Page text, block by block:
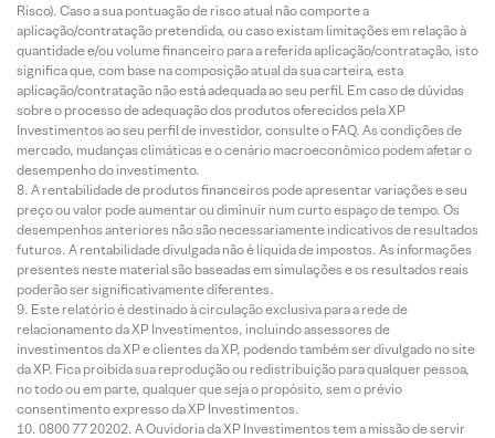
Risco). Caso a sua pontuação de risco atual não comporte a
aplicação/contratação pretendida, ou caso existam limitações em relação à
quantidade e/ou volume financeiro para a referida aplicação/contratação, isto
significa que, com base na composição atual da sua carteira, esta
aplicação/contratação não está adequada ao seu perfil. Em caso de dúvidas
sobre o processo de adequação dos produtos oferecidos pela XP
Investimentos ao seu perfil de investidor, consulte o FAQ. As condições de
mercado, mudanças climáticas e o cenário macroeconômico podem afetar o
desempenho do investimento.
A rentabilidade de produtos financeiros pode apresentar variações e seu
preço ou valor pode aumentar ou diminuir num curto espaço de tempo. Os
desempenhos anteriores não são necessariamente indicativos de resultados
futuros. A rentabilidade divulgada não é líquida de impostos. As informações
presentes neste material são baseadas em simulações e os resultados reais
poderão ser significativamente diferentes.
Este relatório é destinado à circulação exclusiva para a rede de
relacionamento da XP Investimentos, incluindo assessores de
investimentos da XP e clientes da XP, podendo também ser divulgado no site
da XP. Fica proibida sua reprodução ou redistribuição para qualquer pessoa,
no todo ou em parte, qualquer que seja o propósito, sem o prévio
consentimento expresso da XP Investimentos.
0800 77 20202. A Ouvidoria da XP Investimentos tem a missão de servir